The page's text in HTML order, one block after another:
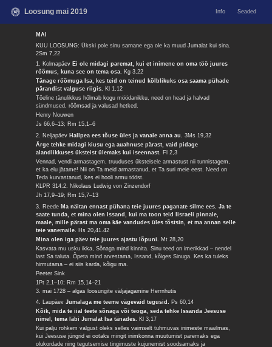
Loosung mai 2019 Info Seaded
MAI
KUU LOOSUNG: Ükski pole sinu sarnane ega ole ka muud Jumalat kui sina.
2Sm 7,22
1. Kolmapäev Ei ole midagi paremat, kui et inimene on oma töö juures
rõõmus, kuna see on tema osa. Kg 3,22
Tänage rõõmuga Isa, kes teid on teinud kõlblikuks osa saama pühade
pärandist valguse riigis. Kl 1,12
Tõeline tänulikkus hõlmab kogu möödanikku, need on head ja halvad
sündmused, rõõmsad ja valusad hetked.
Henry Nouwen
Js 66,6–13; Rm 15,1–6
2. Neljapäev Hallpea ees tõuse üles ja vanale anna au.3Ms 19,32
Ärge tehke midagi kiusu ega auahnuse pärast, vaid pidage
alandlikkuses üksteist ülemaks kui iseennast. Fl 2,3
Vennad, vendi armastagem, truuduses üksteisele armastust nii tunnistagem,
et ka elu jätame! Nii on Ta meid armastanud, et Ta suri meie eest. Need on
Teda kurvastanud, kes ei hooli armu tööst.
KLPR 314:2. Nikolaus Ludwig von Zinzendorf
Jh 17,9–19; Rm 15,7–13
3. Reede Ma näitan ennast pühana teie juures paganate silme ees. Ja te
saate tunda, et mina olen Issand, kui ma toon teid Iisraeli pinnale,
maale, mille pärast ma oma käe vandudes üles tõstsin, et ma annan selle
teie vanemaile. Hs 20,41.42
Mina olen iga päev teie juures ajastu lõpuni. Mt 28,20
Kasvata mu usku ikka, Sõnaga mind kinnita. Sinu teed on imerikkad – nendel
last Sa taluta. Õpeta mind arvestama, Issand, kõiges Sinuga. Kes ka tuleks
hirmutama – ei siis karda, kõigu ma.
Peeter Sink
1Pt 2,1–10; Rm 15,14–21
3. mai 1728 – algas loosungite väljajagamine Herrnhutis
4. LaupäevJumalaga me teeme vägevaid tegusid. Ps 60,14
Kõik, mida te iial teete sõnaga või teoga, seda tehke Issanda Jeesuse
nimel, tema läbi Jumalat Isa tänades. Kl 3,17
Kui palju rohkem valgust oleks selles vaimselt tuhmuvas inimeste maailmas,
kui Jeesuse jüngrid ei ootaks mingit inimkonna muutumist paremaks ega
olukordade ning tegutsemise tingimuste kujunemist soodsamaks ja